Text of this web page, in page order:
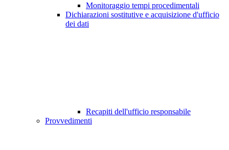
Monitoraggio tempi procedimentali
Dichiarazioni sostitutive e acquisizione d'ufficio
dei dati
Recapiti dell'ufficio responsabile
Provvedimenti